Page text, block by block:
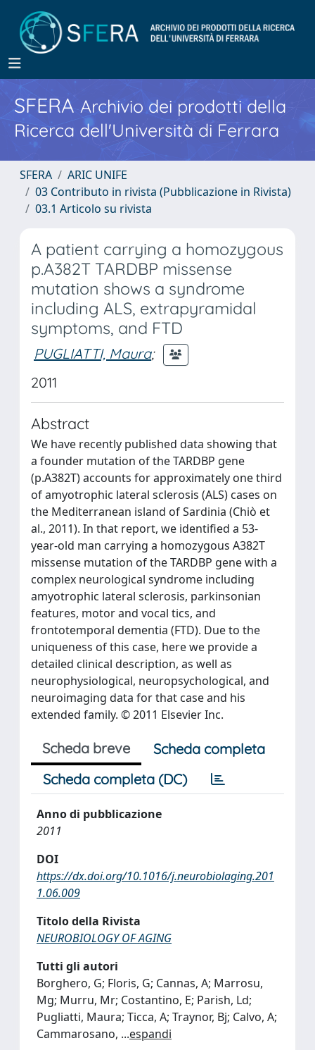
SFERA Archivio dei prodotti della
Ricerca dell'Università di Ferrara
SFERA
ARIC UNIFE
03 Contributo in rivista (Pubblicazione in Rivista)
03.1 Articolo su rivista
A patient carrying a homozygous
p.A382T TARDBP missense
mutation shows a syndrome
including ALS, extrapyramidal
symptoms, and FTD
PUGLIATTI, Maura;
2011
Abstract
We have recently published data showing that
a founder mutation of the TARDBP gene
(p.A382T) accounts for approximately one third
of amyotrophic lateral sclerosis (ALS) cases on
the Mediterranean island of Sardinia (Chiò et
al., 2011). In that report, we identified a 53-
year-old man carrying a homozygous A382T
missense mutation of the TARDBP gene with a
complex neurological syndrome including
amyotrophic lateral sclerosis, parkinsonian
features, motor and vocal tics, and
frontotemporal dementia (FTD). Due to the
uniqueness of this case, here we provide a
detailed clinical description, as well as
neurophysiological, neuropsychological, and
neuroimaging data for that case and his
extended family. © 2011 Elsevier Inc.
Scheda breve
Scheda completa
Scheda completa (DC)
Anno di pubblicazione
2011
DOI
https://dx.doi.org/10.1016/j.neurobiolaging.201
1.06.009
Titolo della Rivista
NEUROBIOLOGY OF AGING
Tutti gli autori
Borghero, G; Floris, G; Cannas, A; Marrosu,
Mg; Murru, Mr; Costantino, E; Parish, Ld;
Pugliatti, Maura; Ticca, A; Traynor, Bj; Calvo, A;
Cammarosano, ...espandi